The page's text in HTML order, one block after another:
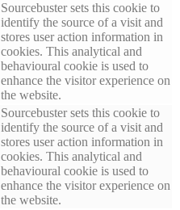
Sourcebuster sets this cookie to
identify the source of a visit and
stores user action information in
cookies. This analytical and
behavioural cookie is used to
enhance the visitor experience on
the website.
Sourcebuster sets this cookie to
identify the source of a visit and
stores user action information in
cookies. This analytical and
behavioural cookie is used to
enhance the visitor experience on
the website.